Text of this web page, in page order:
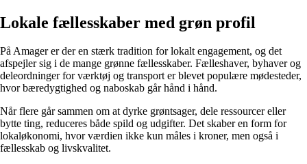
Lokale fællesskaber med grøn profil
På Amager er der en stærk tradition for lokalt engagement, og det
afspejler sig i de mange grønne fællesskaber. Fælleshaver, byhaver og
deleordninger for værktøj og transport er blevet populære mødesteder,
hvor bæredygtighed og naboskab går hånd i hånd.
Når flere går sammen om at dyrke grøntsager, dele ressourcer eller
bytte ting, reduceres både spild og udgifter. Det skaber en form for
lokaløkonomi, hvor værdien ikke kun måles i kroner, men også i
fællesskab og livskvalitet.